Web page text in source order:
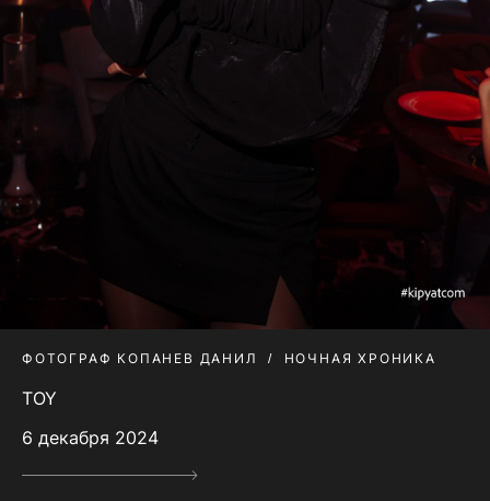
ФОТОГРАФ КОПАНЕВ ДАНИЛ НОЧНАЯ ХРОНИКА
TOY
6 декабря 2024